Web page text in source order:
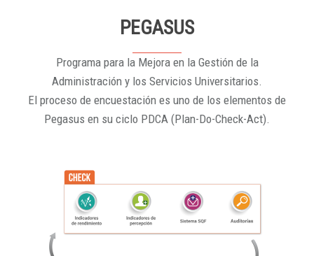
PEGASUS
Programa para la Mejora en la Gestión de la
Administración y los Servicios Universitarios.
El proceso de encuestación es uno de los elementos de
Pegasus en su ciclo PDCA (Plan-Do-Check-Act).